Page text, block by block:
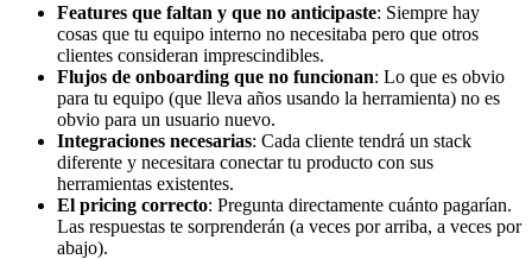
Features que faltan y que no anticipaste: Siempre hay
cosas que tu equipo interno no necesitaba pero que otros
clientes consideran imprescindibles.
Flujos de onboarding que no funcionan: Lo que es obvio
para tu equipo (que lleva años usando la herramienta) no es
obvio para un usuario nuevo.
Integraciones necesarias: Cada cliente tendrá un stack
diferente y necesitara conectar tu producto con sus
herramientas existentes.
El pricing correcto: Pregunta directamente cuánto pagarían.
Las respuestas te sorprenderán (a veces por arriba, a veces por
abajo).